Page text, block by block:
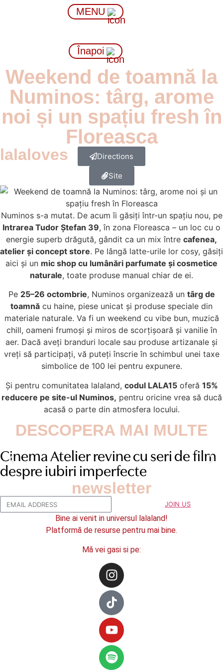
MENU
Înapoi
Weekend de toamnă la
Numinos: târg, arome
noi și un spațiu fresh în
Floreasca
lalaloves Directions
Site
Numinos s-a mutat. De acum îi găsiți într-un spațiu nou, pe
Intrarea Tudor Ștefan 39, în zona Floreasca – un loc cu o
energie superb drăgută, gândit ca un mix între cafenea,
atelier și concept store. Pe lângă latte-urile lor cosy, găsiți
aici și un mic shop cu lumânări parfumate și cosmetice
naturale, toate produse manual chiar de ei.
Pe 25–26 octombrie, Numinos organizează un târg de
toamnă cu haine, piese unicat și produse speciale din
materiale naturale. Va fi un weekend cu vibe bun, muzică
chill, oameni frumoși și miros de scorțișoară și vanilie în
aer. Dacă aveți branduri locale sau produse artizanale și
vreți să participați, vă puteți înscrie în schimbul unei taxe
simbolice de 100 lei pentru expunere.
Și pentru comunitatea lalaland, codul LALA15oferă 15%
reducere pe site-ul Numinos, pentru oricine vrea să ducă
acasă o parte din atmosfera locului.
DESCOPERA MAI MULTE
Cinema Atelier revine cu seri de film
despre iubiri imperfecte
newsletter
JOIN US
Bine ai venit in universul lalaland!
Platformă de resurse pentru mai bine.
Mă vei gasi si pe: